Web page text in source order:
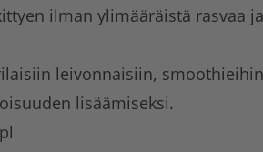
ilman ylimääräistä rasvaa ja
leivonnaisiin,
lisäämiseksi.